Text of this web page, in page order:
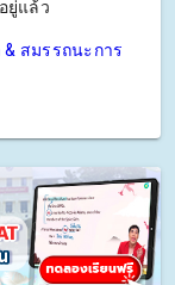
ยู่แล้ว
& สมรรถนะการ